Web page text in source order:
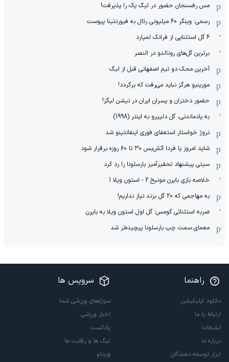
مس رفسنجان حضور در لیگ یک را پذیرفت!
رسمی: وینگر 60 میلیونی رئال به فیورنتینا پیوست
6 گل استثنایی از فرانک لمپارد
برترین گل‌های رونالدو در النصر
آخرین محک دو تیم اصفهانی قبل از لیگ
مورینیو هرگز نباید می‌رفت که برگردد!
حضور دختران و پسران ایران در نیشن لیگز!
به یادماندنی، گل دلپیرو به اینتر (1998)
نروژ خواستار استعفای فوری اینفانتینو شد
شاید امروز یا فردا آتش‌بس ۳۰ تا ۶۰ روزه برقرار شود
سیتی پیشنهاد تحقیرآمیز بارسلونا را رد کرد
خلاصه بازی بایرن مونیخ 2 - استون ویلا 1
به مهاجمی که 20 گل بزند نیاز نداریم!
ضربه استثنائی گومس؛ گل اول استون ویلا به بایرن
معمای سمت چپ بارسلونا پیچیده‌تر شد
راهنما
دانلود اپلیکیشن
ارتباط با ما
تبلیغات
درباره ما
ابزار توسعه دهندگان
سرویس ها
سوژه‌های ورزشی شما
اخبار ورزشی
پادکست
لیگ ها و رقابت ها
ویدئو